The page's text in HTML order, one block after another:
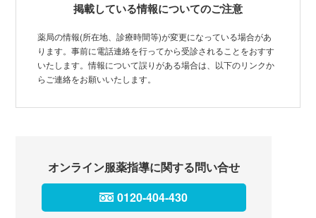
掲載している情報についてのご注意
薬局の情報(所在地、診療時間等)が変更になっている場合があ
ります。事前に電話連絡を行ってから受診されることをおすす
いたします。情報について誤りがある場合は、以下のリンクか
らご連絡をお願いいたします。
オンライン服薬指導に関する問い合せ
0120-404-430